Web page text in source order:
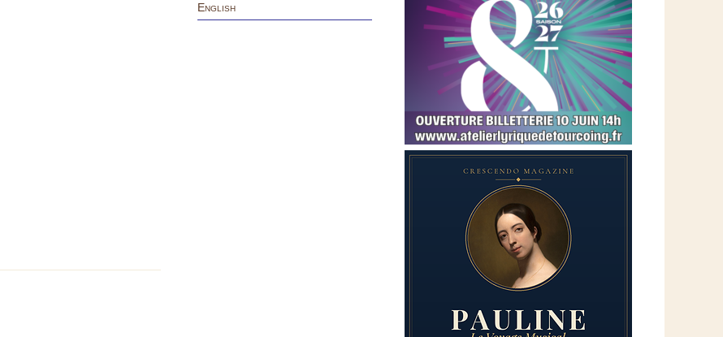
English